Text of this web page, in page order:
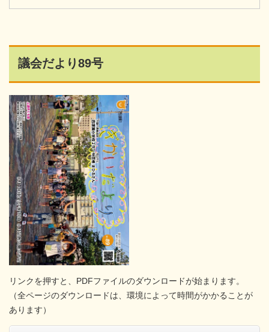
議会だより89号
リンクを押すと、PDFファイルのダウンロードが始まります。
（全ページのダウンロードは、環境によって時間がかかることが
あります）